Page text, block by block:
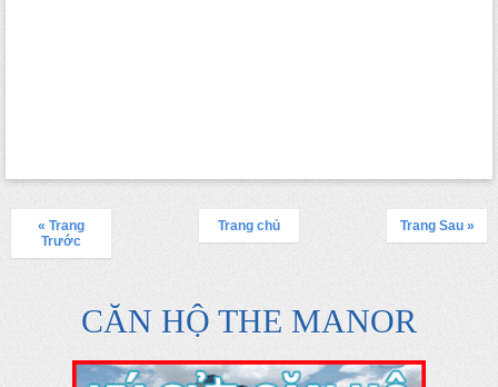
« Trang
Trước
Trang Sau »
Trang chủ
CĂN HỘ THE MANOR